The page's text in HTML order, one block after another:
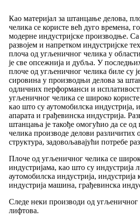
Као материјал за штанцање делова,
челика се користе већ дуго времена,
модерне индустријске производње.
развојем и напретком индустријске
плоча од угљеничног челика у
је све опсежнија и дубља. У
плоче од угљеничног челика биле су
сировина у производњи делова за
одличних перформанси и
угљеничног челика се широко
као што су аутомобилска индустрија,
апарата и грађевинска индустрија.
штанцања је такође омогућио да се
челика производе делови различитих
структура, задовољавајући потребе
Плоче од угљеничног челика се
индустријама, као што су индустрија
аутомобилска индустрија, индустрија
индустрија машина, грађевинска
Следе неки производи од угљеничног
лифтова.